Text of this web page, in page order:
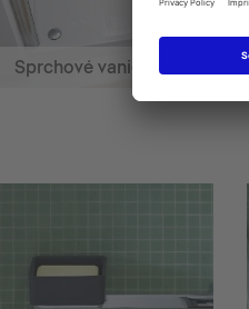
Sprchové vaničky